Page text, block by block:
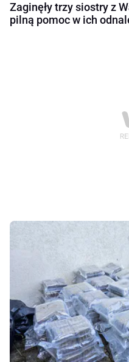
Zaginęły trzy siostry z
pilną pomoc w ich